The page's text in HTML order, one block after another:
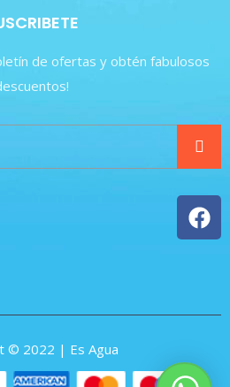
de ofertas y obtén fabulosos
© 2022 | Es Agua